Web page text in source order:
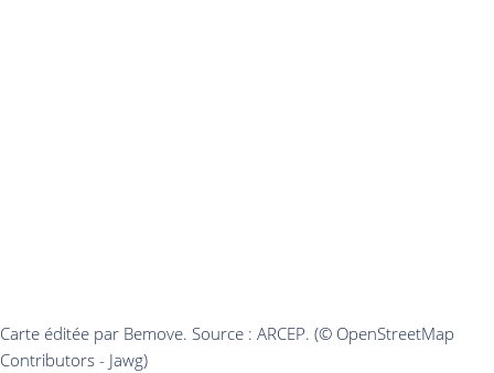
Carte éditée par Bemove. Source : ARCEP. (© OpenStreetMap
Contributors - Jawg)